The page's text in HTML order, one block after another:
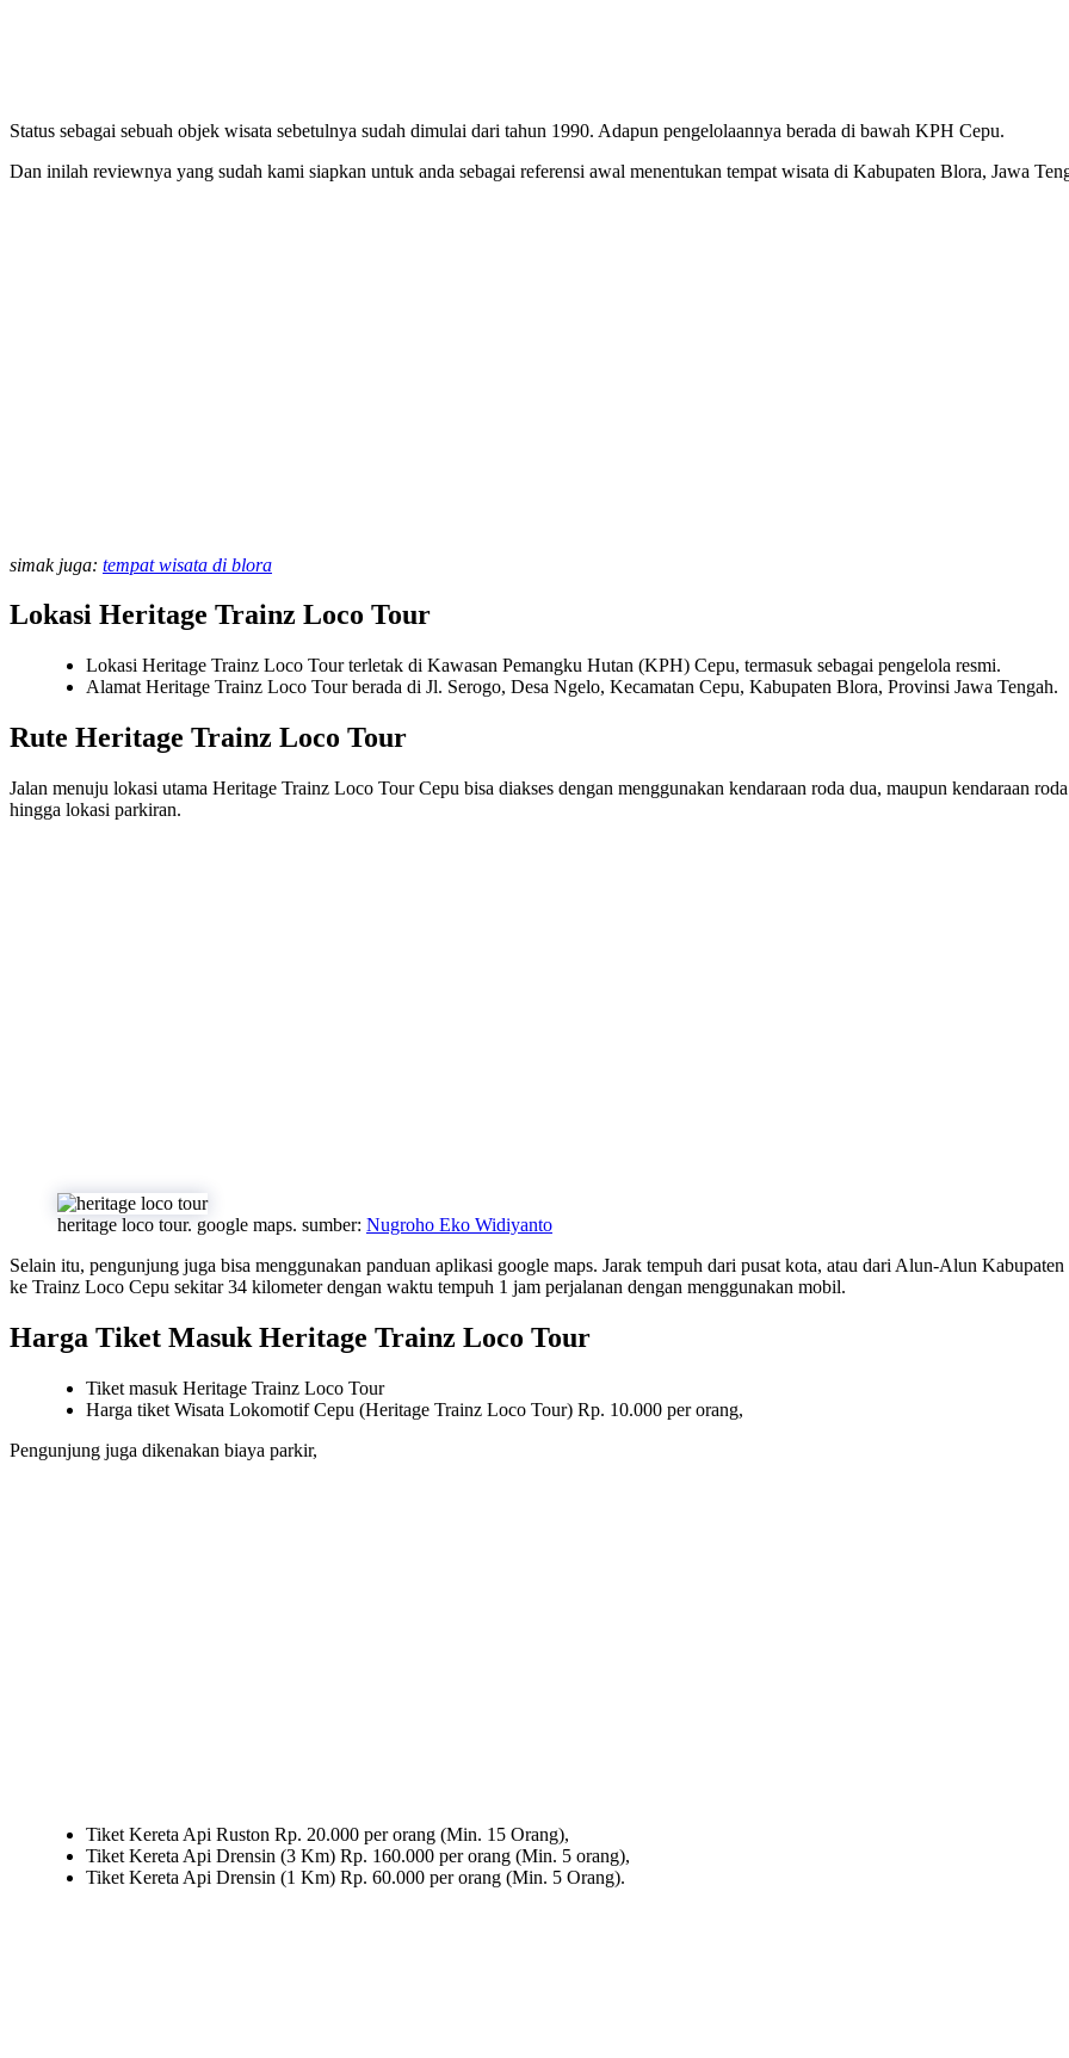
Status sebagai sebuah objek wisata sebetulnya sudah dimulai dari tahun 1990. Adapun pengelolaannya berada di bawah KPH Cepu.
Dan inilah reviewnya yang sudah kami siapkan untuk anda sebagai referensi awal menentukan tempat wisata di Kabupaten Blora, Jawa
simak juga: tempat wisata di blora
Lokasi Heritage Trainz Loco Tour
Lokasi Heritage Trainz Loco Tour terletak di Kawasan Pemangku Hutan (KPH) Cepu, termasuk sebagai pengelola resmi.
Alamat Heritage Trainz Loco Tour berada di Jl. Serogo, Desa Ngelo, Kecamatan Cepu, Kabupaten Blora, Provinsi Jawa Tengah.
Rute Heritage Trainz Loco Tour
Jalan menuju lokasi utama Heritage Trainz Loco Tour Cepu bisa diakses dengan menggunakan kendaraan roda dua, maupun kendaraan
hingga lokasi parkiran.
heritage loco tour. google maps. sumber: Nugroho Eko Widiyanto
Selain itu, pengunjung juga bisa menggunakan panduan aplikasi google maps. Jarak tempuh dari pusat kota, atau dari Alun-Alun
ke Trainz Loco Cepu sekitar 34 kilometer dengan waktu tempuh 1 jam perjalanan dengan menggunakan mobil.
Harga Tiket Masuk Heritage Trainz Loco Tour
Tiket masuk Heritage Trainz Loco Tour
Harga tiket Wisata Lokomotif Cepu (Heritage Trainz Loco Tour) Rp. 10.000 per orang,
Pengunjung juga dikenakan biaya parkir,
Tiket Kereta Api Ruston Rp. 20.000 per orang (Min. 15 Orang),
Tiket Kereta Api Drensin (3 Km) Rp. 160.000 per orang (Min. 5 orang),
Tiket Kereta Api Drensin (1 Km) Rp. 60.000 per orang (Min. 5 Orang).